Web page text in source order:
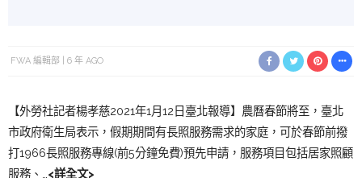
FWA 編輯部 6 年 AGO
【外勞社記者楊孝慈2021年1月12日臺北報導】農曆春節將至，臺北
市政府衛生局表示，假期期間有長照服務需求的家庭，可於春節前撥
打1966長照服務專線(前5分鐘免費)預先申請，服務項目包括居家照顧
服務、…<詳全文>